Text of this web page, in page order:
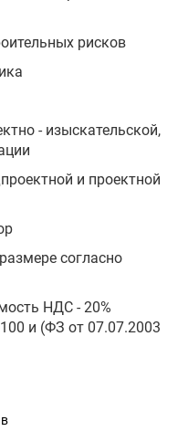
рисков
- изыскательской,
и проектной
согласно
НДС - 20%
и (ФЗ от 07.07.2003